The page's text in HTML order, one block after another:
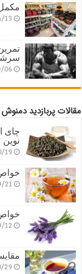
13
06
مقالات پربازدید
چای
نوین
19
21
12
29